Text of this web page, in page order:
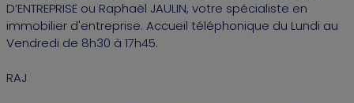
D’ENTREPRISE ou Raphaël JAULIN, votre spécialiste en
immobilier d'entreprise. Accueil téléphonique du Lundi au
Vendredi de 8h30 à 17h45.
RAJ